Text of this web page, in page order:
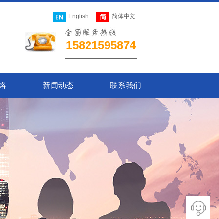
15821595874
English 简体中文
新闻动态 联系我们